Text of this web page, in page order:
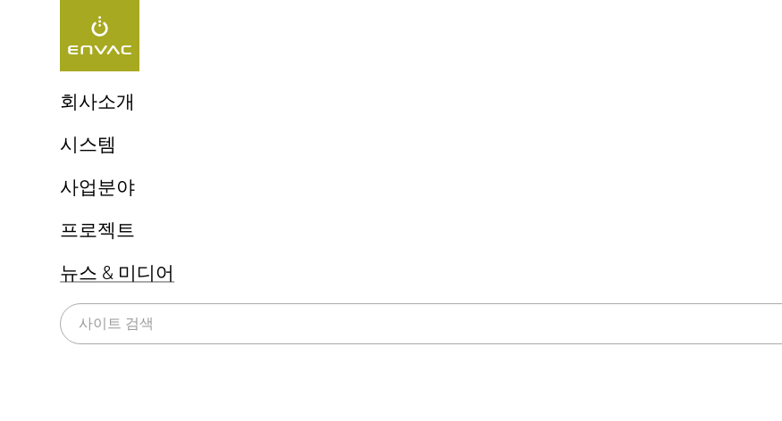
회사소개
엔백 ReFlow
엔백 UX 체험
시스템
상업용 키친시스템
의료 폐기물 시스템
사업분야
병원(Healthcare)
공항(Airports)
프로젝트
뉴스 & 미디어
Start >뉴스 & 미디어
[태그:]